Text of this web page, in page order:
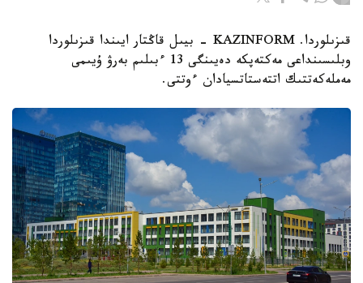
قىزىلوردا. KAZINFORM - بيىل قاڭتار ايىندا قىزىلوردا
وبلىسىنداعى مەكتەپكە دەيىنگى 13 ءبىلىم بەرۋ ۇيىمى
مەملەكەتتىك اتتەستاتسيادان ءوتتى.